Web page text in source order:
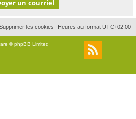
Heures au format UTC+02:00
les cookies
© phpBB Limited